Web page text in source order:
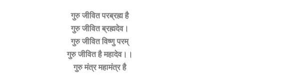
गुरु जीवित परब्रह्म है
गुरु जीवित ब्रह्मदेव।
गुरु जीवित विष्णु परम्
गुरु जीवित है महादेव।।
गुरु मंत्र महामंत्र है